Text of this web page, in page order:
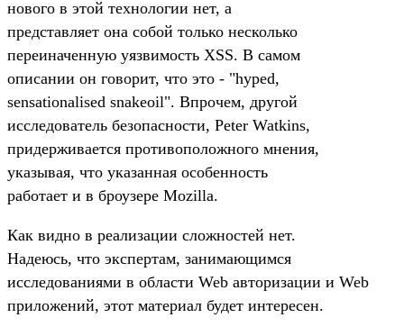
нового в этой технологии нет, а
представляет она собой только несколько
переиначенную уязвимость XSS. В самом
описании он говорит, что это - "hyped,
sensationalised snakeoil". Впрочем, другой
исследователь безопасности, Peter Watkins,
придерживается противоположного мнения,
указывая, что указанная особенность
работает и в броузере Mozilla.
Как видно в реализации сложностей нет.
Надеюсь, что экспертам, занимающимся
исследованиями в области Web авторизации и Web
приложений, этот материал будет интересен.